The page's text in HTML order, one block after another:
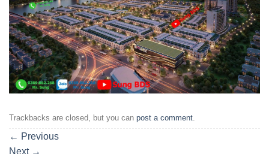
Trackbacks are closed, but you can post a comment
← Previous
Next →